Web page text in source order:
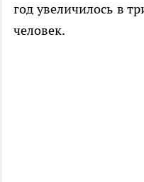
год увеличилось в
человек.